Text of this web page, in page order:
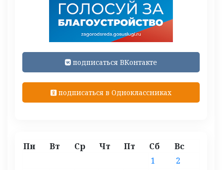
подписаться ВКонтакте
подписаться в Одноклассниках
Пн Вт Ср Чт Пт Сб Вс
1
2